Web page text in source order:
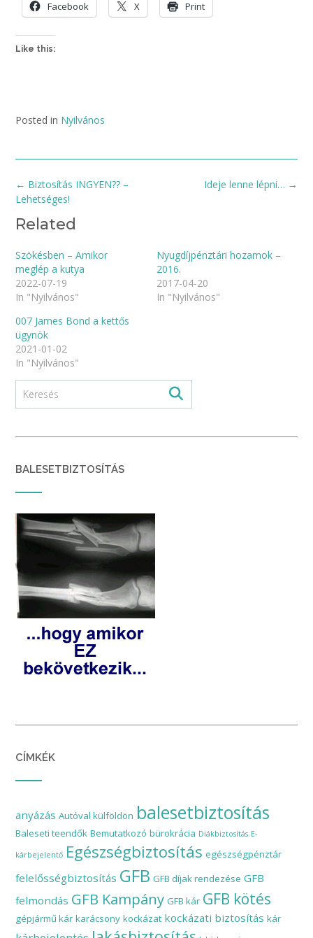
Facebook X Print
Like this:
Posted in Nyilvános
Post
navigation
Ideje lenne lépni… →
← Biztosítás INGYEN?? –
Lehetséges!
Related
Szökésben – Amikor
meglép a kutya
2022-07-19
In "Nyilvános"
Nyugdíjpénztári hozamok –
2016.
2017-04-20
In "Nyilvános"
007 James Bond a kettős
ügynök
2021-01-02
In "Nyilvános"
BALESETBIZTOSÍTÁS
CÍMKÉK
anyázás Autóval külföldön balesetbiztosítás
Baleseti teendők Bemutatkozó bürokrácia Diákbiztosítás E-
kárbejelentő Egészségbiztosítás egészségpénztár
felelősségbiztosítás GFB GFB díjak rendezése GFB
felmondás GFB Kampány GFB kár GFB kötés
gépjármű kár karácsony kockázat kockázati biztosítás kár